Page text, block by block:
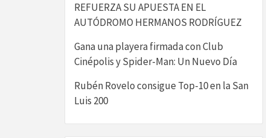
REFUERZA SU APUESTA EN EL
AUTÓDROMO HERMANOS RODRÍGUEZ
Gana una playera firmada con Club
Cinépolis y Spider-Man: Un Nuevo Día
Rubén Rovelo consigue Top-10 en la San
Luis 200